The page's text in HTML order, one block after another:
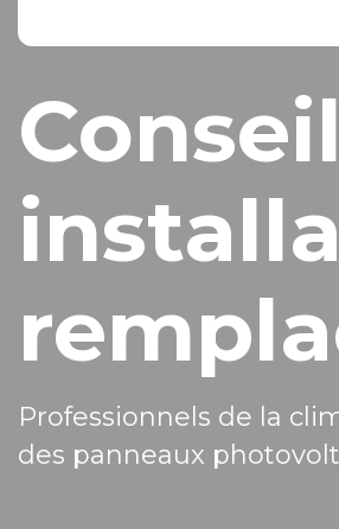
Professionnels de la
des panneaux